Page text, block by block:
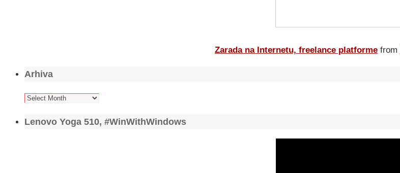
Zarada na Internetu, freelance platforme from
Arhiva
Arhiva
Lenovo Yoga 510, #WinWithWindows